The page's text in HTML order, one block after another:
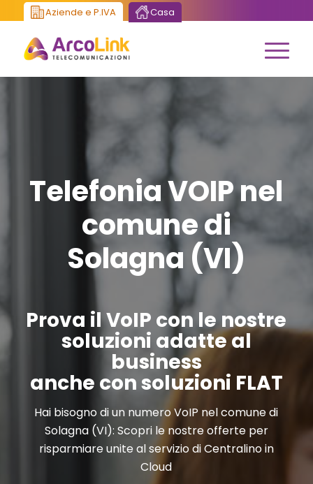
Aziende e P.IVA Casa
Telefonia VOIP nel
comune di
Solagna (VI)
Prova il VoIP con le nostre
soluzioni adatte al
business
anche con soluzioni FLAT
Hai bisogno di un numero VoIP nel comune di
Solagna (VI): Scopri le nostre offerte per
risparmiare unite al servizio di Centralino in
Cloud